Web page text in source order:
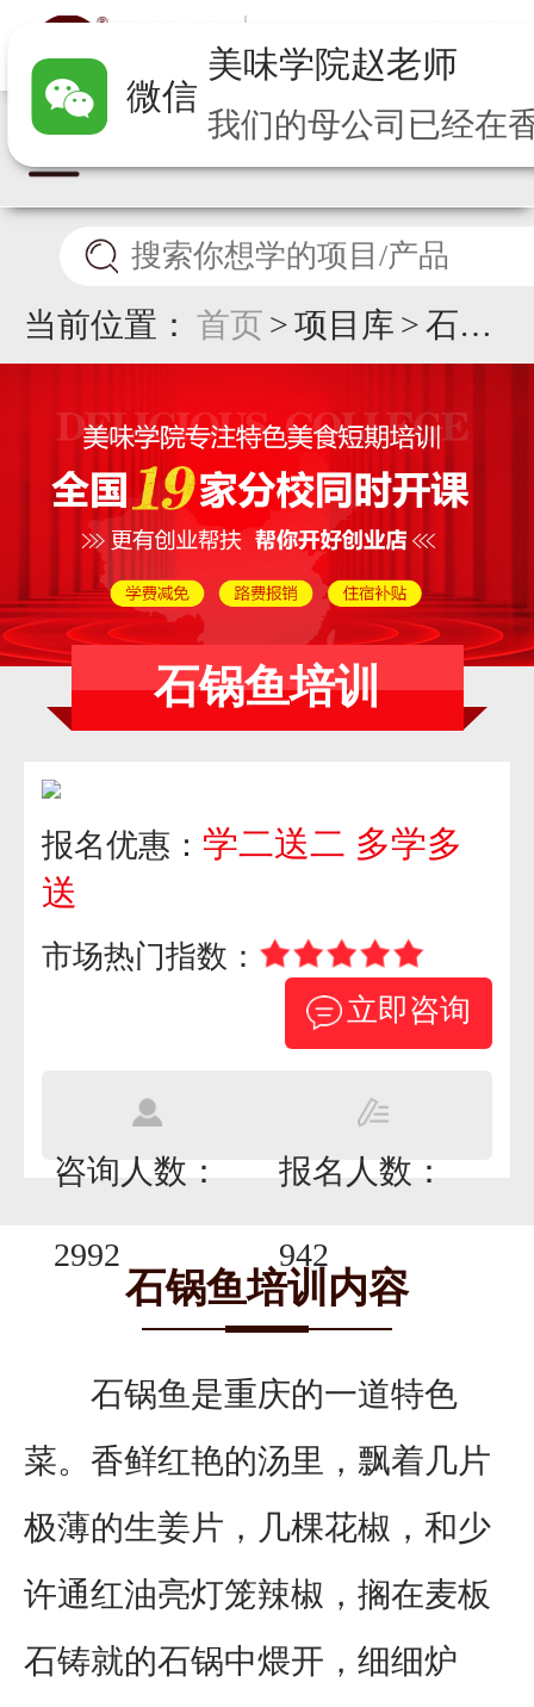
当前位置： 首页 >项目库 >石锅
石锅鱼培训
报名优惠： 学二送二 多学多
送
市场热门指数：
立即咨询
咨询人数：
2992
报名人数：
942
石锅鱼培训内容
石锅鱼是重庆的一道特色
菜。香鲜红艳的汤里，飘着几片
极薄的生姜片，几棵花椒，和少
许通红油亮灯笼辣椒，搁在麦板
石铸就的石锅中煨开，细细炉
微信
美味学院赵老师